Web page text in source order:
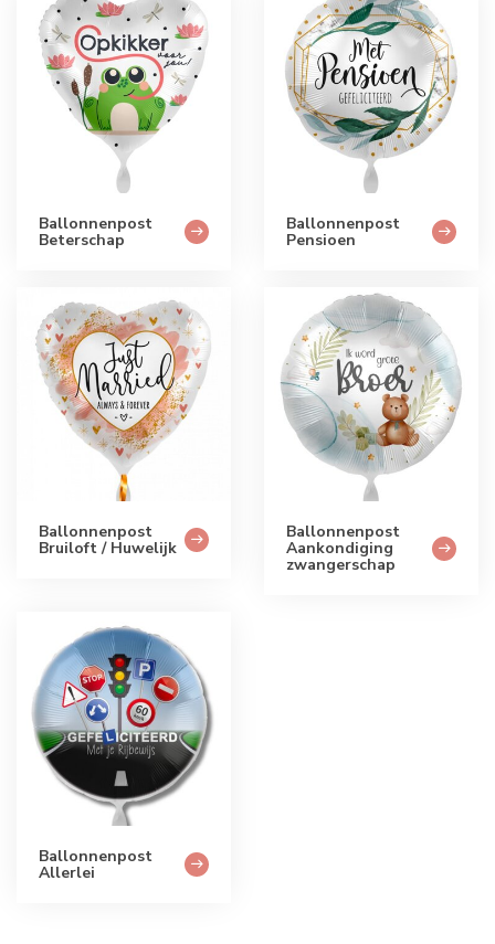
Ballonnenpost
Beterschap
Ballonnenpost
Pensioen
Ballonnenpost
Bruiloft / Huwelijk
Ballonnenpost
Aankondiging
zwangerschap
Ballonnenpost
Allerlei